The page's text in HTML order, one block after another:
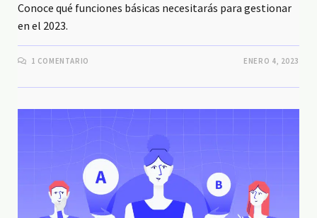
Conoce qué funciones básicas necesitarás para gestionar
en el 2023.
1 COMENTARIO ENERO 4, 2023